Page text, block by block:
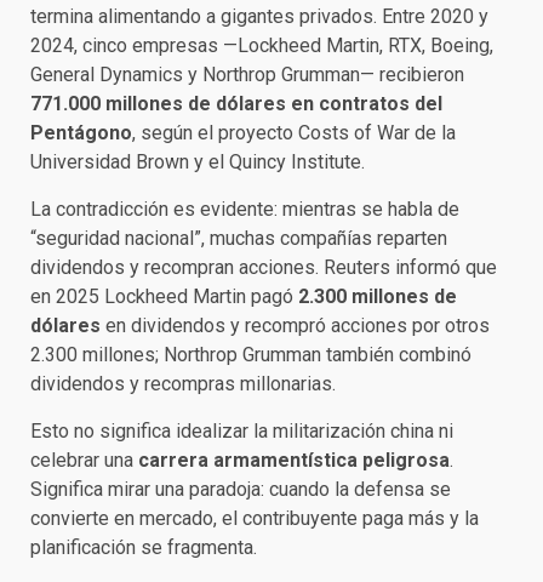
termina alimentando a gigantes privados. Entre 2020 y
2024, cinco empresas —Lockheed Martin, RTX, Boeing,
General Dynamics y Northrop Grumman— recibieron
771.000 millones de dólares en contratos del
Pentágono, según el proyecto Costs of War de la
Universidad Brown y el Quincy Institute.
La contradicción es evidente: mientras se habla de
“seguridad nacional”, muchas compañías reparten
dividendos y recompran acciones. Reuters informó que
en 2025 Lockheed Martin pagó 2.300 millones de
dólares en dividendos y recompró acciones por otros
2.300 millones; Northrop Grumman también combinó
dividendos y recompras millonarias.
Esto no significa idealizar la militarización china ni
celebrar una carrera armamentística peligrosa.
Significa mirar una paradoja: cuando la defensa se
convierte en mercado, el contribuyente paga más y la
planificación se fragmenta.